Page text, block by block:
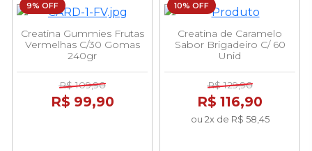
9% OFF
Creatina Gummies Frutas
Vermelhas C/30 Gomas
240gr
R$ 109,90
R$ 99,90
10% OFF
Creatina de Caramelo
Sabor Brigadeiro C/ 60
Unid
R$ 129,90
R$ 116,90
ou 2x de R$ 58,45